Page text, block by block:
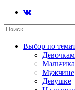
Выбор по
Девочкам
Мужчине
Девушке